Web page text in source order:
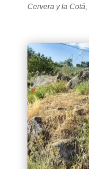
Cervera y la